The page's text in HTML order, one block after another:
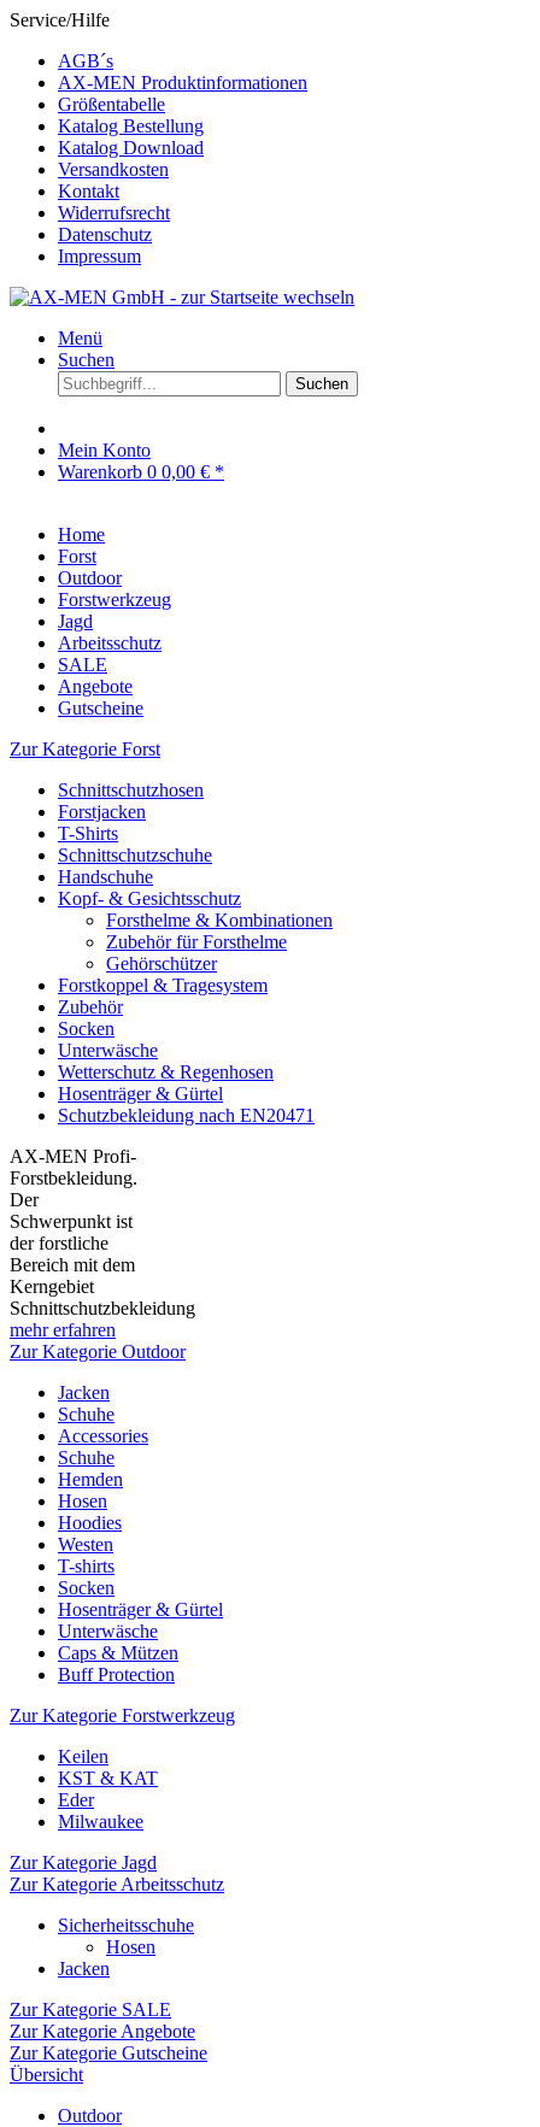
Service/Hilfe
AGB´s
AX-MEN Produktinformationen
Größentabelle
Katalog Bestellung
Katalog Download
Versandkosten
Kontakt
Widerrufsrecht
Datenschutz
Impressum
Menü
Suchen
Suchen
Mein Konto
Warenkorb 0 0,00 € *
Home
Forst
Outdoor
Forstwerkzeug
Jagd
Arbeitsschutz
SALE
Angebote
Gutscheine
Zur Kategorie Forst
Schnittschutzhosen
Forstjacken
T-Shirts
Schnittschutzschuhe
Handschuhe
Kopf- & Gesichtsschutz
Forsthelme & Kombinationen
Zubehör für Forsthelme
Gehörschützer
Forstkoppel & Tragesystem
Zubehör
Socken
Unterwäsche
Wetterschutz & Regenhosen
Hosenträger & Gürtel
Schutzbekleidung nach EN20471
AX-MEN Profi-
Forstbekleidung.
Der
Schwerpunkt ist
der forstliche
Bereich mit dem
Kerngebiet
Schnittschutzbekleidung
mehr erfahren
Zur Kategorie Outdoor
Jacken
Schuhe
Accessories
Schuhe
Hemden
Hosen
Hoodies
Westen
T-shirts
Socken
Hosenträger & Gürtel
Unterwäsche
Caps & Mützen
Buff Protection
Zur Kategorie Forstwerkzeug
Keilen
KST & KAT
Eder
Milwaukee
Zur Kategorie Jagd
Zur Kategorie Arbeitsschutz
Sicherheitsschuhe
Hosen
Jacken
Zur Kategorie SALE
Zur Kategorie Angebote
Zur Kategorie Gutscheine
Übersicht
Outdoor